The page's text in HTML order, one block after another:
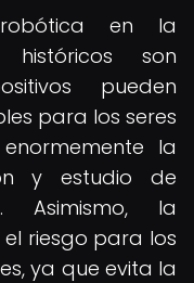
en la
son
pueden
para los seres
la
y estudio de
Asimismo, la
riesgo para los
ya que evita la